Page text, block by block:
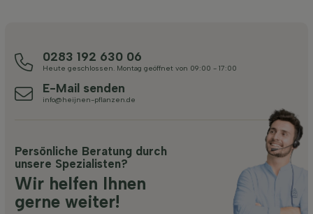
0283 192 630 06
Heute geschlossen. Montag geöffnet von 09:00 - 17:00
E-Mail senden
info@heijnen-pflanzen.de
Persönliche Beratung durch
unsere Spezialisten?
Wir helfen Ihnen
gerne weiter!